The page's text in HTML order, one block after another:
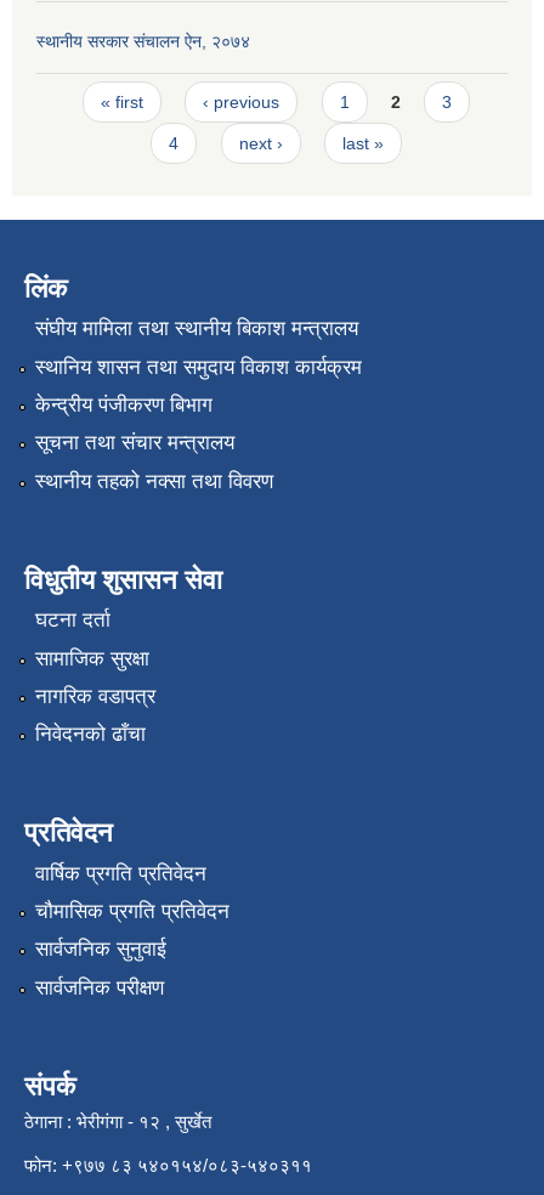
स्थानीय सरकार संचालन ऐन, २०७४
Pages
« first ‹ previous 1 2 3
4 next › last »
लिंक
संघीय मामिला तथा स्थानीय बिकाश मन्त्रालय
स्थानिय शासन तथा समुदाय विकाश कार्यक्रम
केन्द्रीय पंजीकरण बिभाग
सूचना तथा संचार मन्त्रालय
स्थानीय तहको नक्सा तथा विवरण
विधुतीय शुसासन सेवा
घटना दर्ता
सामाजिक सुरक्षा
नागरिक वडापत्र
निवेदनको ढाँचा
प्रतिवेदन
वार्षिक प्रगति प्रतिवेदन
चौमासिक प्रगति प्रतिवेदन
सार्वजनिक सुनुवाई
सार्वजनिक परीक्षण
संपर्क
ठेगाना : भेरीगंगा - १२ , सुर्खेत
फोन: +९७७ ८३ ५४०१५४/०८३-५४०३११